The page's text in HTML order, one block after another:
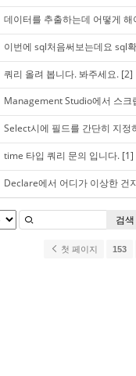
데이터를 추출하는데 어떻게 해
이번에 sql처음써보는데요 sql
쿼리 올려 봅니다. 봐주세요. [2]
Management Studio에서 스크
Select시에 필드를 간단히 지정
time 타입 쿼리 문의 입니다. [1]
Declare에서 어디가 이상한 건
검색
첫 페이지 153